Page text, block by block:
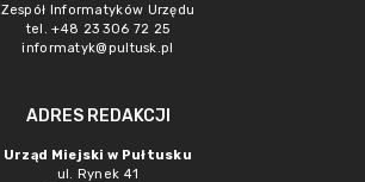
Zespół Informatyków Urzędu
tel. +48 23 306 72 25
informatyk@pultusk.pl
ADRES REDAKCJI
Urząd Miejski w Pułtusku
ul. Rynek 41